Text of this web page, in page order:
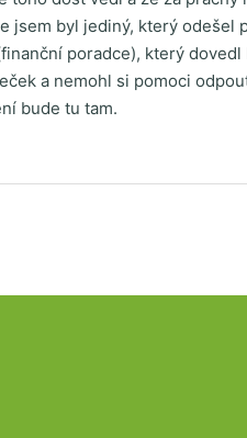
jsem byl jediný, který odešel
poradce), který
a nemohl si pomoci
bude tu tam.